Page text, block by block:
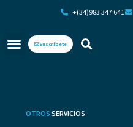
+(34)983 347 641
Suscríbete
OTROS SERVICIOS